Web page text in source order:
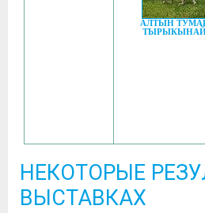
АЛТЫН
НЕКОТОРЫЕ
ВЫСТАВКАХ